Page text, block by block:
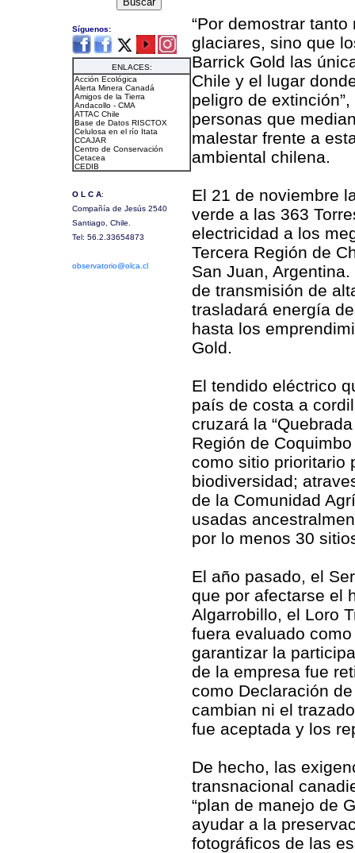
“Por demostrar
glaciares, sino que
Barrick Gold las
Chile y el lugar
peligro de
personas que
malestar frente a
ambiental chilena.
El 21 de noviembre
verde a las 363
electricidad a los
Tercera Región de
San Juan,
de transmisión de
trasladará energía
hasta los
Gold.
El tendido eléctrico
país de costa a
cruzará la
Región de
como sitio prioritario
biodiversidad;
de la Comunidad
usadas
por lo menos 30
El año pasado, el
que por afectarse el
Algarrobillo, el Loro
fuera evaluado
garantizar la
de la empresa fue
como Declaración
cambian ni el
fue aceptada y los
De hecho, las
transnacional
“plan de manejo de
ayudar a la
fotográficos de las